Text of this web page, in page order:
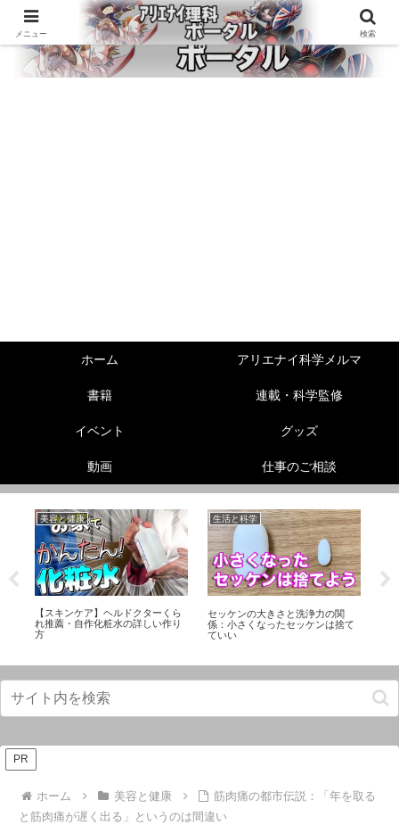
ホーム アリエナイ科学メルマ
書籍 連載・科学監修
イベント グッズ
動画 仕事のご相談
美容と健康
【スキンケア】ヘルドクターくら
れ推薦・自作化粧水の詳しい作り
方
生活と科学
セッケンの大きさと洗浄力の関
係：小さくなったセッケンは捨て
ていい
PR
ホーム 美容と健康
筋肉痛の都市伝説：「年を取る
と筋肉痛が遅く出る」というのは間違い
メニュー 検索